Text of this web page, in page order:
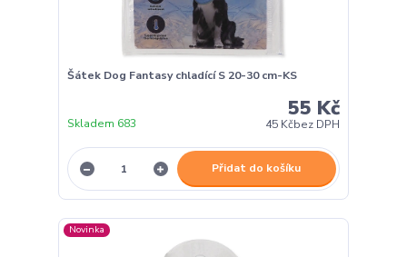
Šátek Dog Fantasy chladící S 20-30 cm-KS
55 Kč
45 Kčbez DPH
Skladem 683
Přidat do košíku
Novinka